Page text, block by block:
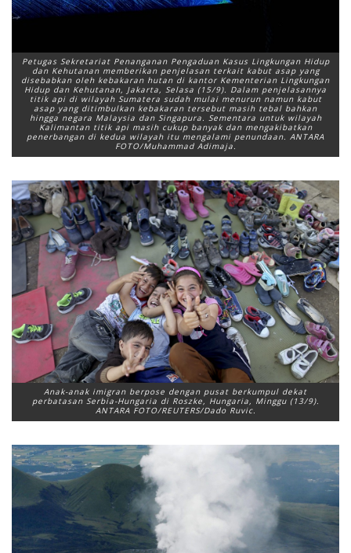
Petugas Sekretariat Penanganan Pengaduan Kasus Lingkungan Hidup
dan Kehutanan memberikan penjelasan terkait kabut asap yang
disebabkan oleh kebakaran hutan di kantor Kementerian Lingkungan
Hidup dan Kehutanan, Jakarta, Selasa (15/9). Dalam penjelasannya
titik api di wilayah Sumatera sudah mulai menurun namun kabut
asap yang ditimbulkan kebakaran tersebut masih tebal bahkan
hingga negara Malaysia dan Singapura. Sementara untuk wilayah
Kalimantan titik api masih cukup banyak dan mengakibatkan
penerbangan di kedua wilayah itu mengalami penundaan. ANTARA
FOTO/Muhammad Adimaja.
Anak-anak imigran berpose dengan pusat berkumpul dekat
perbatasan Serbia-Hungaria di Roszke, Hungaria, Minggu (13/9).
ANTARA FOTO/REUTERS/Dado Ruvic.